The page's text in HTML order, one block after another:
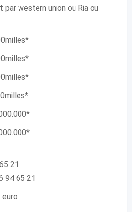
western union ou Ria ou
21
94 65 21